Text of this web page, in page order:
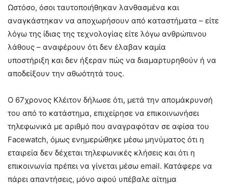
Ωστόσο, όσοι ταυτοποιήθηκαν λανθασμένα και
αναγκάστηκαν να αποχωρήσουν από καταστήματα – είτε
λόγω της ίδιας της τεχνολογίας είτε λόγω ανθρώπινου
λάθους – αναφέρουν ότι δεν έλαβαν καμία
υποστήριξη και δεν ήξεραν πώς να διαμαρτυρηθούν ή να
αποδείξουν την αθωότητά τους.
Ο 67χρονος Κλέιτον δήλωσε ότι, μετά την απομάκρυνσή
του από το κατάστημα, επιχείρησε να επικοινωνήσει
τηλεφωνικά με αριθμό που αναγραφόταν σε αφίσα του
Facewatch, όμως ενημερώθηκε μέσω μηνύματος ότι η
εταιρεία δεν δέχεται τηλεφωνικές κλήσεις και ότι η
επικοινωνία πρέπει να γίνεται μέσω email. Κατάφερε να
πάρει απαντήσεις, μόνο αφού υπέβαλε αίτημα